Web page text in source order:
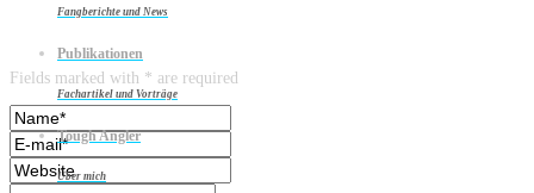
Fangberichte und News
Publikationen
Fachartikel und Vorträge
Tough Angler
Über mich
Fields marked with * are required